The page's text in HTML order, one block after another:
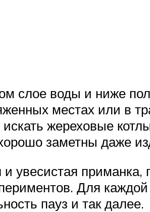
слое воды и ниже
местах или в
жереховые
заметны даже
и увесистая
Для
пауз и так далее.